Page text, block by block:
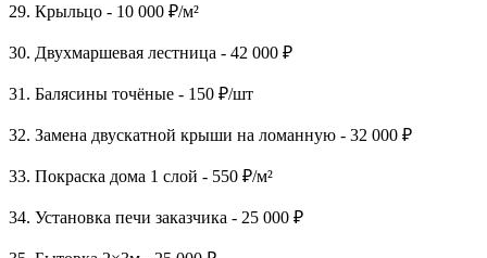
29. Крыльцо - 10 000 ₽/м²
30. Двухмаршевая лестница - 42 000 ₽
31. Балясины точёные - 150 ₽/шт
32. Замена двускатной крыши на ломанную - 32 000 ₽
33. Покраска дома 1 слой - 550 ₽/м²
34. Установка печи заказчика - 25 000 ₽